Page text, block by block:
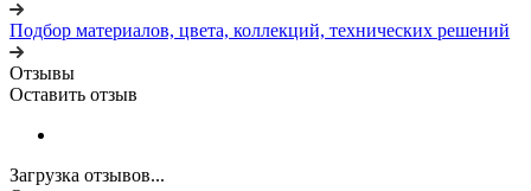
Подбор материалов, цвета, коллекций, технических решений
Отзывы
Оставить отзыв
Загрузка отзывов...